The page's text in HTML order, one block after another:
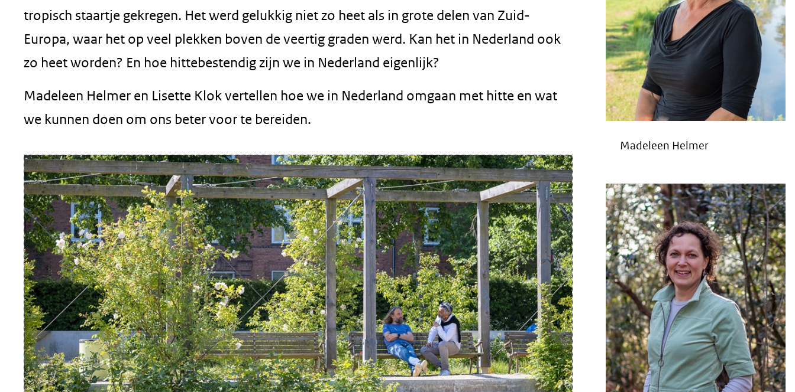
tropisch staartje gekregen. Het werd gelukkig niet zo heet als in grote delen van Zuid-
Europa, waar het op veel plekken boven de veertig graden werd. Kan het in Nederland ook
zo heet worden? En hoe hittebestendig zijn we in Nederland eigenlijk?
Madeleen Helmer en Lisette Klok vertellen hoe we in Nederland omgaan met hitte en wat
we kunnen doen om ons beter voor te bereiden.
Madeleen Helmer